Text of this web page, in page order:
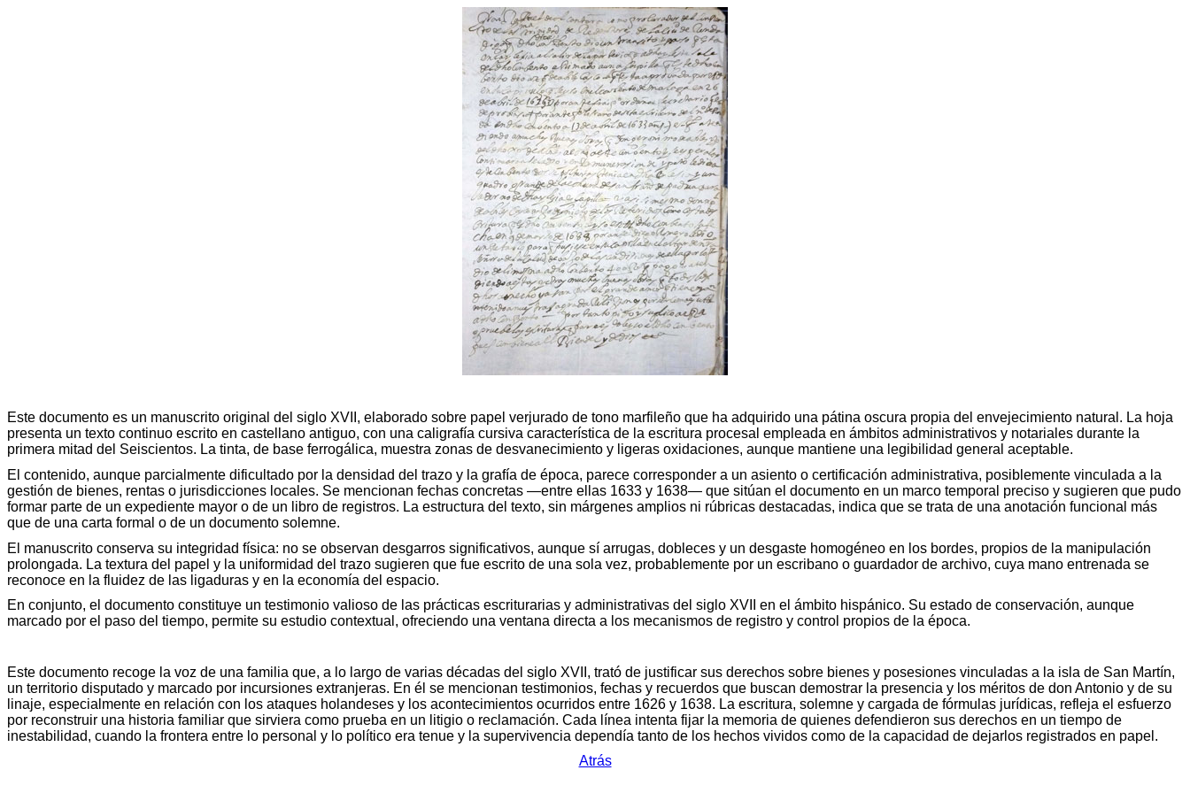
Este documento es un manuscrito original del siglo XVII, elaborado sobre papel verjurado de tono marfileño que ha adquirido una pátina oscura propia del envejecimiento natural. La hoja
presenta un texto continuo escrito en castellano antiguo, con una caligrafía cursiva característica de la escritura procesal empleada en ámbitos administrativos y notariales durante la
primera mitad del Seiscientos. La tinta, de base ferrogálica, muestra zonas de desvanecimiento y ligeras oxidaciones, aunque mantiene una legibilidad general aceptable.
El contenido, aunque parcialmente dificultado por la densidad del trazo y la grafía de época, parece corresponder a un asiento o certificación administrativa, posiblemente vinculada a la
gestión de bienes, rentas o jurisdicciones locales. Se mencionan fechas concretas —entre ellas 1633 y 1638— que sitúan el documento en un marco temporal preciso y sugieren que pudo
formar parte de un expediente mayor o de un libro de registros. La estructura del texto, sin márgenes amplios ni rúbricas destacadas, indica que se trata de una anotación funcional más
que de una carta formal o de un documento solemne.
El manuscrito conserva su integridad física: no se observan desgarros significativos, aunque sí arrugas, dobleces y un desgaste homogéneo en los bordes, propios de la manipulación
prolongada. La textura del papel y la uniformidad del trazo sugieren que fue escrito de una sola vez, probablemente por un escribano o guardador de archivo, cuya mano entrenada se
reconoce en la fluidez de las ligaduras y en la economía del espacio.
En conjunto, el documento constituye un testimonio valioso de las prácticas escriturarias y administrativas del siglo XVII en el ámbito hispánico. Su estado de conservación, aunque
marcado por el paso del tiempo, permite su estudio contextual, ofreciendo una ventana directa a los mecanismos de registro y control propios de la época.
Este documento recoge la voz de una familia que, a lo largo de varias décadas del siglo XVII, trató de justificar sus derechos sobre bienes y posesiones vinculadas a la isla de San Martín,
un territorio disputado y marcado por incursiones extranjeras. En él se mencionan testimonios, fechas y recuerdos que buscan demostrar la presencia y los méritos de don Antonio y de su
linaje, especialmente en relación con los ataques holandeses y los acontecimientos ocurridos entre 1626 y 1638. La escritura, solemne y cargada de fórmulas jurídicas, refleja el esfuerzo
por reconstruir una historia familiar que sirviera como prueba en un litigio o reclamación. Cada línea intenta fijar la memoria de quienes defendieron sus derechos en un tiempo de
inestabilidad, cuando la frontera entre lo personal y lo político era tenue y la supervivencia dependía tanto de los hechos vividos como de la capacidad de dejarlos registrados en papel.
Atrás